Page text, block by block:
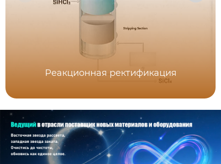
Реакционная ректификация